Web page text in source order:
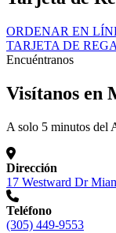
ORDENAR EN
TARJETA DE
Encuéntranos
Visítanos en
A solo 5 minutos del
Dirección
17 Westward Dr
Teléfono
(305) 449-9553